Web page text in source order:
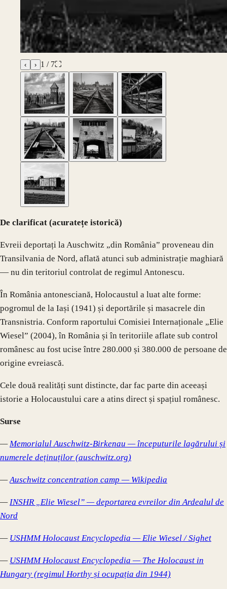
‹ › 1 / 7⛶
De clarificat (acuratețe istorică)
Evreii deportați la Auschwitz „din România” proveneau din
Transilvania de Nord, aflată atunci sub administrație maghiară
— nu din teritoriul controlat de regimul Antonescu.
În România antonesciană, Holocaustul a luat alte forme:
pogromul de la Iași (1941) și deportările și masacrele din
Transnistria. Conform raportului Comisiei Internaționale „Elie
Wiesel” (2004), în România și în teritoriile aflate sub control
românesc au fost ucise între 280.000 și 380.000 de persoane de
origine evreiască.
Cele două realități sunt distincte, dar fac parte din aceeași
istorie a Holocaustului care a atins direct și spațiul românesc.
Surse
—Memorialul Auschwitz-Birkenau — începuturile lagărului și
numerele deținuților (auschwitz.org)
—Auschwitz concentration camp — Wikipedia
—INSHR „Elie Wiesel” — deportarea evreilor din Ardealul de
Nord
— USHMM Holocaust Encyclopedia — Elie Wiesel / Sighet
— USHMM Holocaust Encyclopedia — The Holocaust in
Hungary (regimul Horthy și ocupația din 1944)